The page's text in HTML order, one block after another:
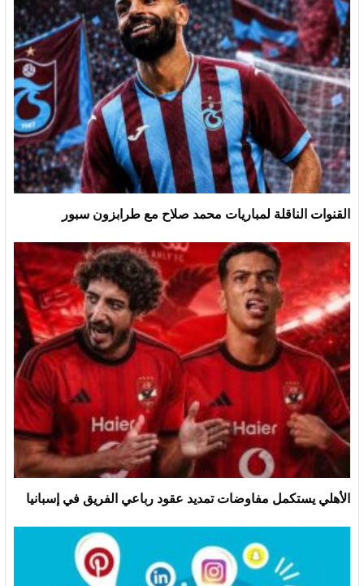
القنوات الناقلة لمباريات محمد صلاح مع طرابزون سبور
الأهلي يستكمل مفاوضات تمديد عقود رباعي الفريق في إسبانيا